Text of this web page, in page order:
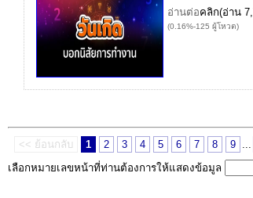
อ่านต่อคลิก(อ่าน
(0.16%-125 ผู้โหวต)
<< ย้อนกลับ 1 2 3 4 5 6 7 8 9
เลือกหมายเลขหน้าที่ท่านต้องการให้แสดงข้อมูล